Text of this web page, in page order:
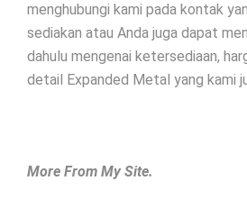
menghubungi kami pada kontak
sediakan atau Anda juga dapat
dahulu mengenai ketersediaan,
detail Expanded Metal yang kami
More From My Site.